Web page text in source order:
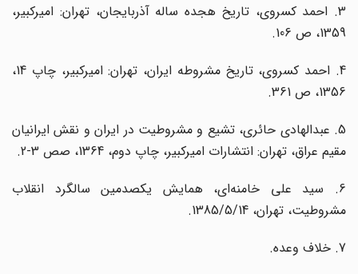
3. احمد کسروی، تاریخ هجده ساله آذربایجان، تهران: امیرکبیر،
1359، ص 106.
4. احمد کسروی، تاریخ مشروطه ایران، تهران: امیرکبیر، چاپ 14،
1356، ص 361.
5. عبدالهادی حائری، تشیع و مشروطیت در ایران و نقش ایرانیان
مقیم عراق، تهران: انتشارات امیرکبیر، چاپ دوم، 1364، صص 3-2.
6. سید علی خامنه‌ای، همایش یکصدمین سالگرد انقلاب
مشروطیت، تهران، 1385/5/14.